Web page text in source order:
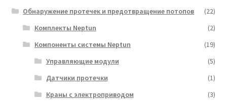
Обнаружение протечек и предотвращение потопов
(22)
Комплекты Neptun
(2)
Компоненты системы Neptun
(19)
Управляющие модули
(5)
Датчики протечки
(1)
Краны с электроприводом
(3)